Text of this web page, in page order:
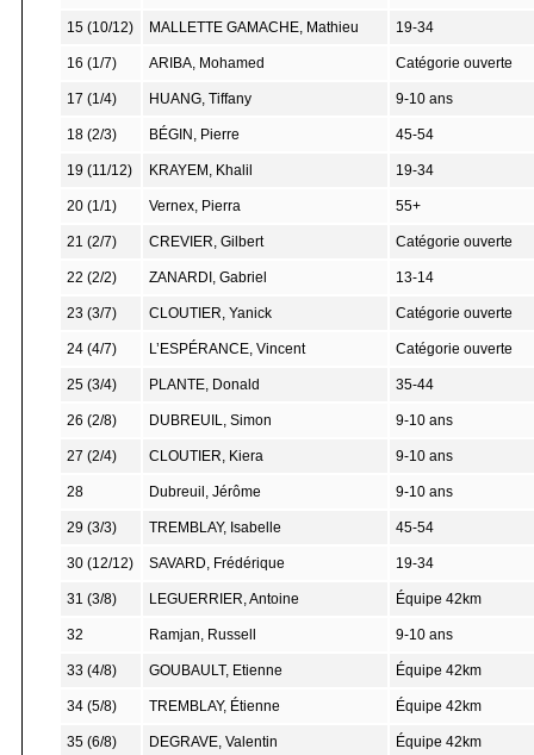
15 (10/12) MALLETTE GAMACHE, Mathieu 19-34
16 (1/7) ARIBA, Mohamed Catégorie ouverte
17 (1/4) HUANG, Tiffany 9-10 ans
18 (2/3) BÉGIN, Pierre 45-54
19 (11/12) KRAYEM, Khalil 19-34
20 (1/1) Vernex, Pierra 55+
21 (2/7) CREVIER, Gilbert Catégorie ouverte
22 (2/2) ZANARDI, Gabriel 13-14
23 (3/7) CLOUTIER, Yanick Catégorie ouverte
24 (4/7) L’ESPÉRANCE, Vincent Catégorie ouverte
25 (3/4) PLANTE, Donald 35-44
26 (2/8) DUBREUIL, Simon 9-10 ans
27 (2/4) CLOUTIER, Kiera 9-10 ans
28 Dubreuil, Jérôme 9-10 ans
29 (3/3) TREMBLAY, Isabelle 45-54
30 (12/12) SAVARD, Frédérique 19-34
31 (3/8) LEGUERRIER, Antoine Équipe 42km
32 Ramjan, Russell 9-10 ans
33 (4/8) GOUBAULT, Etienne Équipe 42km
34 (5/8) TREMBLAY, Étienne Équipe 42km
35 (6/8) DEGRAVE, Valentin Équipe 42km